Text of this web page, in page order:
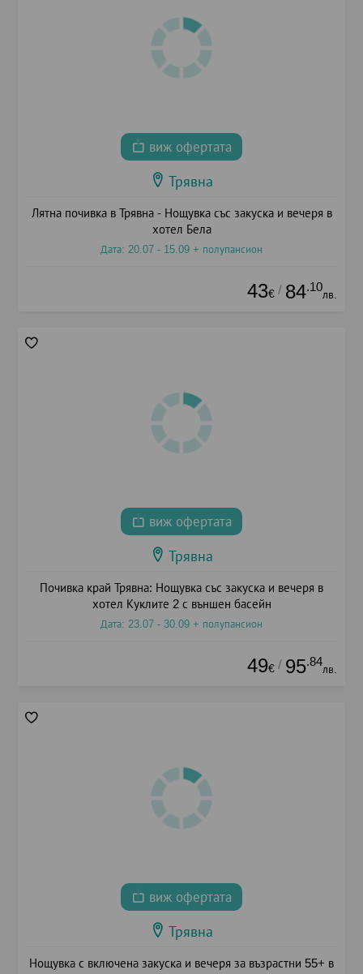
виж офертата
Трявна
Лятна почивка в Трявна - Нощувка със закуска и вечеря в
хотел Бела
Дата: 20.07 - 15.09 + полупансион
43€ / 84.10
лв.
виж офертата
Трявна
Почивка край Трявна: Нощувка със закуска и вечеря в
хотел Куклите 2 с външен басейн
Дата: 23.07 - 30.09 + полупансион
49€ / 95.84
лв.
виж офертата
Трявна
Нощувка с включена закуска и вечеря за възрастни 55+ в